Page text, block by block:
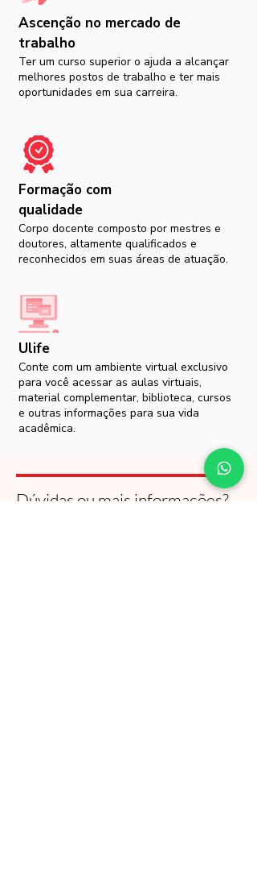
Ascenção no mercado de
trabalho
Ter um curso superior o ajuda a alcançar
melhores postos de trabalho e ter mais
oportunidades em sua carreira.
Formação com
qualidade
Corpo docente composto por mestres e
doutores, altamente qualificados e
reconhecidos em suas áreas de atuação.
Ulife
Conte com um ambiente virtual exclusivo
para você acessar as aulas virtuais,
material complementar, biblioteca, cursos
e outras informações para sua vida
acadêmica.
Dúvidas ou mais informações?